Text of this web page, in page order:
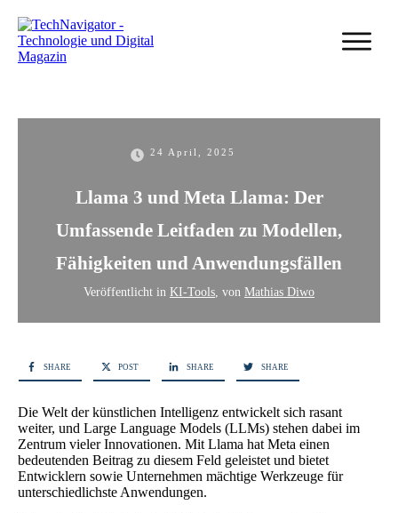
24 April, 2025
Llama 3 und Meta Llama: Der
Umfassende Leitfaden zu Modellen,
Fähigkeiten und Anwendungsfällen
Veröffentlicht in KI-Tools, von Mathias Diwo
SHARE POST SHARE SHARE
Die Welt der künstlichen Intelligenz entwickelt sich rasant
weiter, und Large Language Models (LLMs) stehen dabei im
Zentrum vieler Innovationen. Mit Llama hat Meta einen
bedeutenden Beitrag zu diesem Feld geleistet und bietet
Entwicklern sowie Unternehmen mächtige Werkzeuge für
unterschiedlichste Anwendungen.